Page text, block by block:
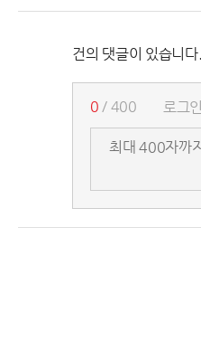
건의 댓글이 있습니다.
로그
0 / 400